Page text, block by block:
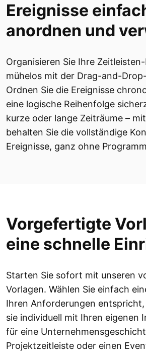
Ereignisse
anordnen und
Organisieren Sie Ihre
mühelos mit der Drag-and-
Ordnen Sie die Ereignisse
eine logische Reihenfolge
kurze oder lange Zeiträume –
behalten Sie die vollständige
Ereignisse, ganz ohne
Vorgefertigte
eine schnelle
Starten Sie sofort mit unseren
Vorlagen. Wählen Sie einfach
Ihren Anforderungen entspricht,
sie individuell mit Ihren eigenen
für eine
Projektzeitleiste oder einen